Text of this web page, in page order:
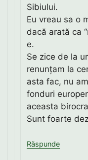
Sibiului.
Eu vreau sa o
dacă arată ca
e.
Se zice de la
renunțam la
asta fac, nu
fonduri
aceasta
Sunt foarte
Răspunde